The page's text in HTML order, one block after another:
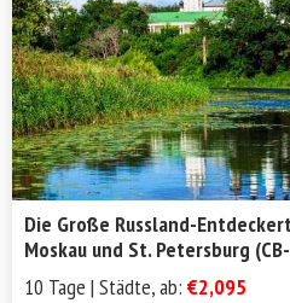
Die Große Russland-
Moskau und St. Petersburg
10 Tage | Städte, ab:€2,095